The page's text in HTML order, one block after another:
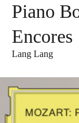
Piano
Encores
Lang Lang